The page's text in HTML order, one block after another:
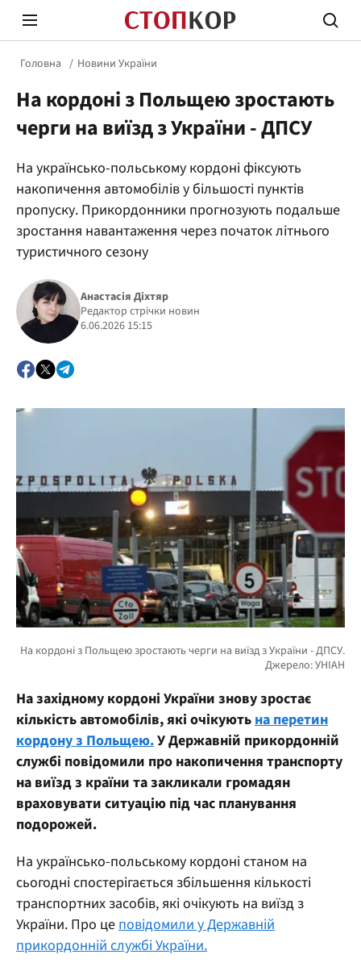
Стоп Політичній Корупції
Політика
Головна Новини України
На кордоні з Польщею зростають
черги на виїзд з України - ДПСУ
На українсько-польському кордоні фіксують
накопичення автомобілів у більшості пунктів
пропуску. Прикордонники прогнозують подальше
зростання навантаження через початок літнього
туристичного сезону
Анастасія Діхтяр
Редактор стрічки новин
6.06.2026 15:15
На західному кордоні України знову зростає
кількість автомобілів, які очікують на перетин
кордону з Польщею.У Державній прикордонній
службі повідомили про накопичення транспорту
на виїзд з країни та закликали громадян
враховувати ситуацію під час планування
подорожей.
На українсько-польському кордоні станом на
сьогодні спостерігається збільшення кількості
транспортних засобів, які очікують на виїзд з
України. Про це повідомили у Державній
прикордонній службі України.